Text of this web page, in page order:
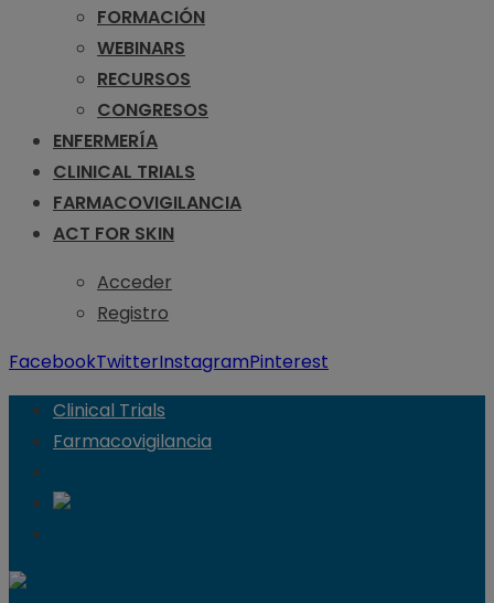
FORMACIÓN
WEBINARS
RECURSOS
CONGRESOS
ENFERMERÍA
CLINICAL TRIALS
FARMACOVIGILANCIA
ACT FOR SKIN
Acceder
Registro
FacebookTwitterInstagramPinterest
Clinical Trials
Farmacovigilancia